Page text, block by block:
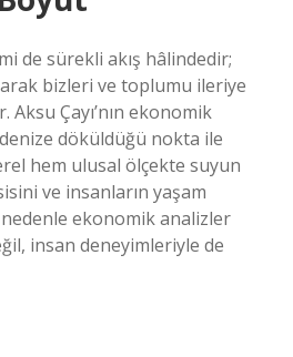
de sürekli akış hâlindedir;
bizleri ve toplumu ileriye
Aksu Çayı’nın ekonomik
döküldüğü nokta ile
hem ulusal ölçekte suyun
ve insanların yaşam
ekonomik analizler
insan deneyimleriyle de